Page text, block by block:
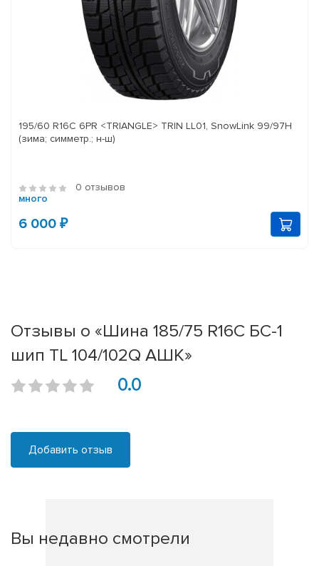
195/60 R16C 6PR <TRIANGLE> TRIN LL01, SnowLink 99/97H
(зима; симметр.; н-ш)
0 отзывов
много
6 000 ₽
Отзывы о «Шина 185/75 R16C БС-1
шип TL 104/102Q АШК»
0.0
Добавить отзыв
Вы недавно смотрели